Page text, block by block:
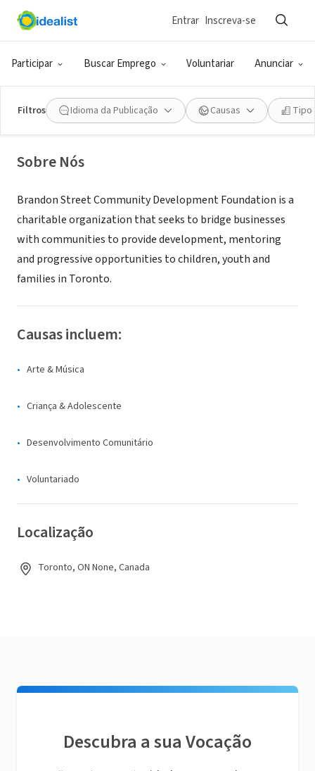
Participar Buscar Emprego Voluntariar Anunciar
Entrar Inscreva-se
Filtros Idioma da Publicação Causas Tipo
ONG (SETOR SOCIAL)
Brandon Street Community
Development Foundation
Toronto, ON, Canadá|www.brandonstreet.com
Sobre Nós
Brandon Street Community Development Foundation is a
charitable organization that seeks to bridge businesses
with communities to provide development, mentoring
and progressive opportunities to children, youth and
families in Toronto.
Causas incluem:
Arte & Música
Criança & Adolescente
Desenvolvimento Comunitário
Voluntariado
Localização
Toronto, ON None, Canada
Descubra a sua Vocação